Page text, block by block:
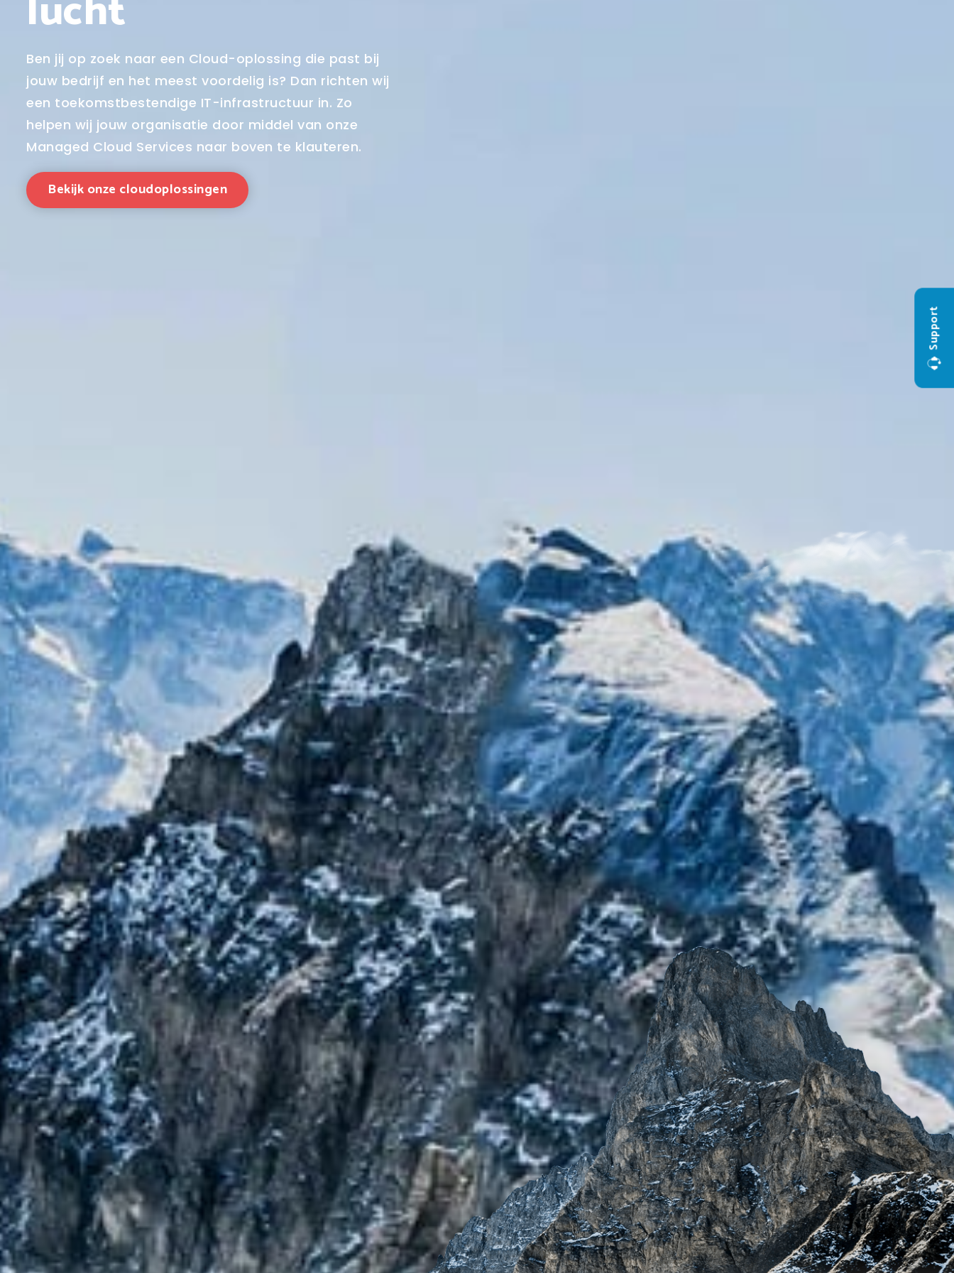
Support
Ben jij op zoek naar een Cloud-oplossing die past bij
jouw bedrijf en het meest voordelig is? Dan richten wij
een toekomstbestendige IT-infrastructuur in. Zo
helpen wij jouw organisatie door middel van onze
Managed Cloud Services naar boven te klauteren.
Bekijk onze cloudoplossingen